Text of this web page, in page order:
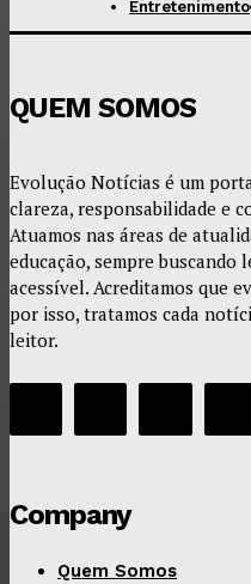
Entretenimento
QUEM SOMOS
Evolução Notícias é um
clareza, responsabilidade e
Atuamos nas áreas de
educação, sempre
acessível. Acreditamos que
por isso, tratamos cada
leitor.
Company
Quem Somos